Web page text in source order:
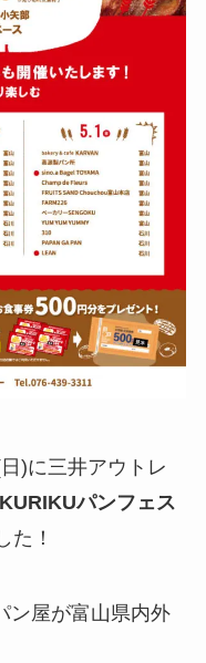
)に三井アウトレ
パンフェス
た！
ン屋が富山県内外